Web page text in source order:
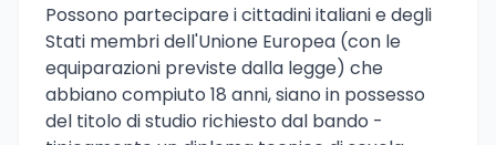
Possono partecipare i cittadini italiani e degli
Stati membri dell'Unione Europea (con le
equiparazioni previste dalla legge) che
abbiano compiuto 18 anni, siano in possesso
del titolo di studio richiesto dal bando -